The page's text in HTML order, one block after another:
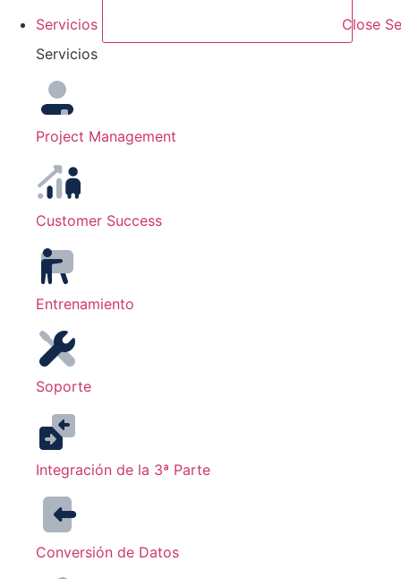
Servicios
Close
Servicios
Project Management
Customer Success
Entrenamiento
Soporte
Integración de la 3ª Parte
Conversión de Datos